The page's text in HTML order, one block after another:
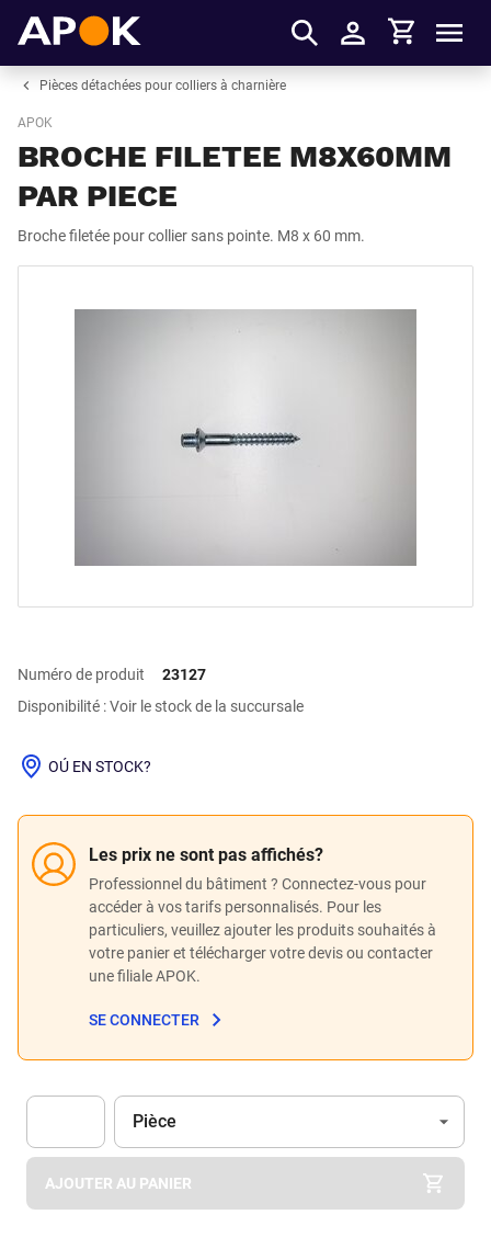
S'identifier
Panier
Pièces détachées pour colliers à charnière
APOK
BROCHE FILETEE M8X60MM
PAR PIECE
Broche filetée pour collier sans pointe. M8 x 60 mm.
Numéro de produit
23127
Disponibilité : Voir le stock de la succursale
Les prix ne sont pas affichés?
Professionnel du bâtiment ? Connectez-vous pour
accéder à vos tarifs personnalisés. Pour les
particuliers, veuillez ajouter les produits souhaités à
votre panier et télécharger votre devis ou contacter
une filiale APOK.
SE CONNECTER
OÚ EN STOCK?
Apok.Product.Detail.AddToCart.Quantity (Optionnel)
Unité
Pièce
AJOUTER AU PANIER